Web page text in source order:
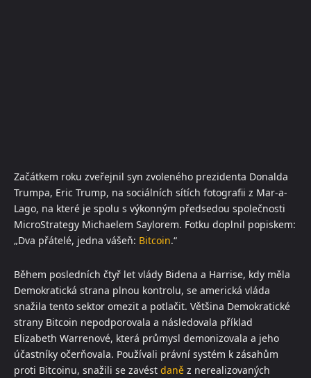
Začátkem roku zveřejnil syn zvoleného prezidenta Donalda
Trumpa, Eric Trump, na sociálních sítích fotografii z Mar-a-
Lago, na které je spolu s výkonným předsedou společnosti
MicroStrategy Michaelem Saylorem. Fotku doplnil popiskem:
„Dva přátelé, jedna vášeň: Bitcoin.“
Během posledních čtyř let vlády Bidena a Harrise, kdy měla
Demokratická strana plnou kontrolu, se americká vláda
snažila tento sektor omezit a potlačit. Většina Demokratické
strany Bitcoin nepodporovala a následovala příklad
Elizabeth Warrenové, která průmysl demonizovala a jeho
účastníky očerňovala. Používali právní systém k zásahům
proti Bitcoinu, snažili se zavést daně z nerealizovaných